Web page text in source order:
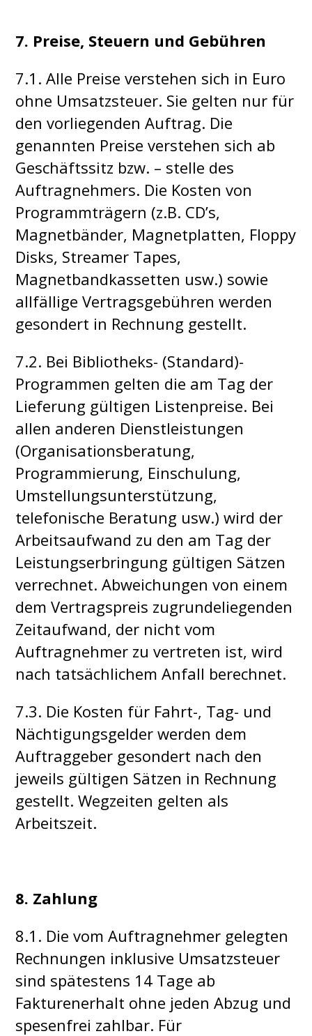
7. Preise, Steuern und Gebühren
7.1. Alle Preise verstehen sich in Euro
ohne Umsatzsteuer. Sie gelten nur für
den vorliegenden Auftrag. Die
genannten Preise verstehen sich ab
Geschäftssitz bzw. – stelle des
Auftragnehmers. Die Kosten von
Programmträgern (z.B. CD’s,
Magnetbänder, Magnetplatten, Floppy
Disks, Streamer Tapes,
Magnetbandkassetten usw.) sowie
allfällige Vertragsgebühren werden
gesondert in Rechnung gestellt.
7.2. Bei Bibliotheks- (Standard)-
Programmen gelten die am Tag der
Lieferung gültigen Listenpreise. Bei
allen anderen Dienstleistungen
(Organisationsberatung,
Programmierung, Einschulung,
Umstellungsunterstützung,
telefonische Beratung usw.) wird der
Arbeitsaufwand zu den am Tag der
Leistungserbringung gültigen Sätzen
verrechnet. Abweichungen von einem
dem Vertragspreis zugrundeliegenden
Zeitaufwand, der nicht vom
Auftragnehmer zu vertreten ist, wird
nach tatsächlichem Anfall berechnet.
7.3. Die Kosten für Fahrt-, Tag- und
Nächtigungsgelder werden dem
Auftraggeber gesondert nach den
jeweils gültigen Sätzen in Rechnung
gestellt. Wegzeiten gelten als
Arbeitszeit.
8. Zahlung
8.1. Die vom Auftragnehmer gelegten
Rechnungen inklusive Umsatzsteuer
sind spätestens 14 Tage ab
Fakturenerhalt ohne jeden Abzug und
spesenfrei zahlbar. Für